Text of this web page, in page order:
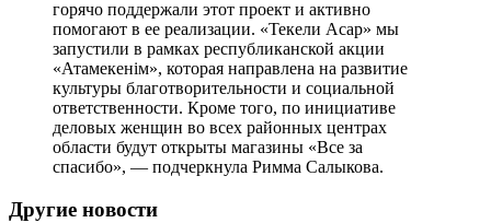
горячо поддержали этот проект и активно
помогают в ее реализации. «Текели Асар» мы
запустили в рамках республиканской акции
«Атамекенім», которая направлена на развитие
культуры благотворительности и социальной
ответственности. Кроме того, по инициативе
деловых женщин во всех районных центрах
области будут открыты магазины «Все за
спасибо», — подчеркнула Римма Салыкова.
Другие новости